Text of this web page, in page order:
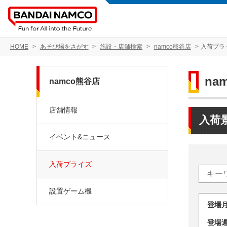
HOME あそび場をさがす 施設・店舗検索 namco熊谷店 入荷プラ
入荷
登
登
namco熊谷店
店舗情報
イベント&ニュース
入荷プライズ
設置ゲーム機